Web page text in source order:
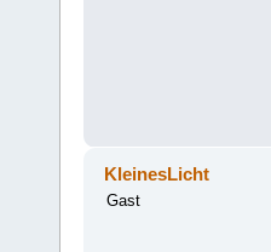
KleinesLicht
Gast